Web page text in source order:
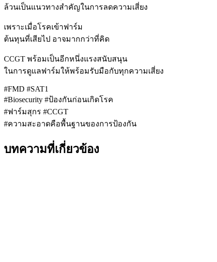
ล้วนเป็นแนวทางสำคัญในการลดความเสี่ยง
เพราะเมื่อโรคเข้าฟาร์ม
ต้นทุนที่เสียไป อาจมากกว่าที่คิด
CCGT พร้อมเป็นอีกหนึ่งแรงสนับสนุน
ในการดูแลฟาร์มให้พร้อมรับมือกับทุกความเสี่ยง
#FMD #SAT1
#Biosecurity #ป้องกันก่อนเกิดโรค
#ฟาร์มสุกร #CCGT
#ความสะอาดคือพื้นฐานของการป้องกัน
บทความที่เกี่ยวข้อง